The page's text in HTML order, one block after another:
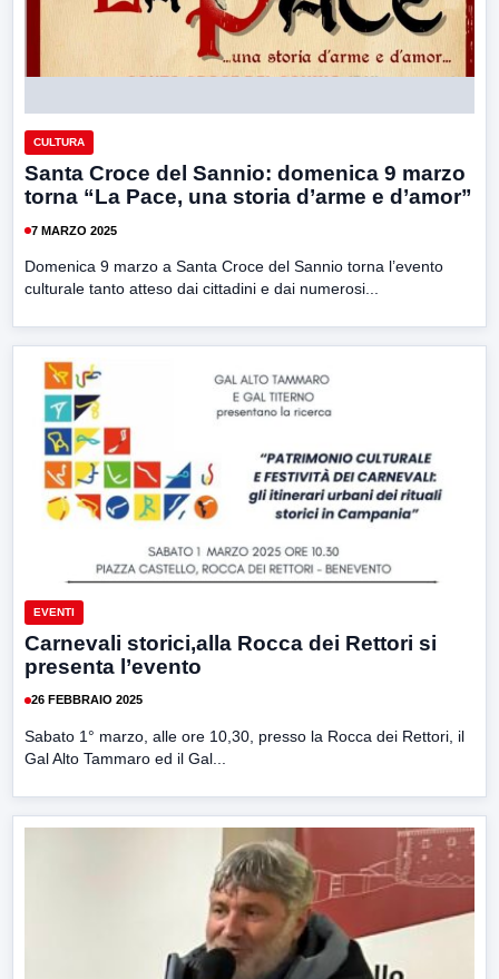
CULTURA
Santa Croce del Sannio: domenica 9 marzo
torna “La Pace, una storia d’arme e d’amor”
7 MARZO 2025
Domenica 9 marzo a Santa Croce del Sannio torna l’evento
culturale tanto atteso dai cittadini e dai numerosi...
EVENTI
Carnevali storici,alla Rocca dei Rettori si
presenta l’evento
26 FEBBRAIO 2025
Sabato 1° marzo, alle ore 10,30, presso la Rocca dei Rettori, il
Gal Alto Tammaro ed il Gal...